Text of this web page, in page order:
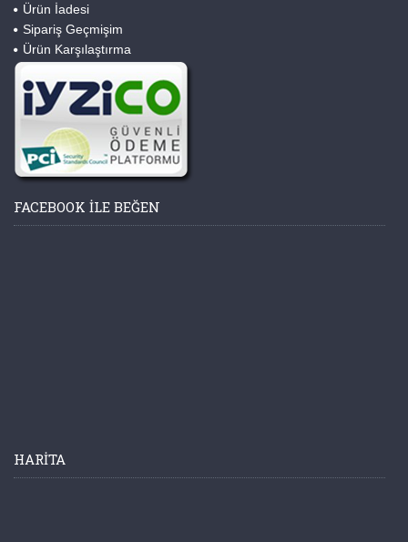
Ürün İadesi
Sipariş Geçmişim
Ürün Karşılaştırma
FACEBOOK ILE BEĞEN
HARITA